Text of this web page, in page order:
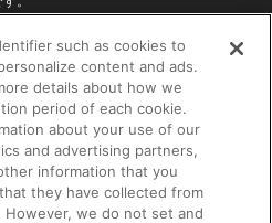
Do Not Sell or Share My
Personal Information
ソーシャルメディアポリシー
お問い合わせ
such as cookies to
content and ads.
details about how we
period of each cookie.
about your use of our
and advertising partners,
information that you
they have collected from
we do not set and